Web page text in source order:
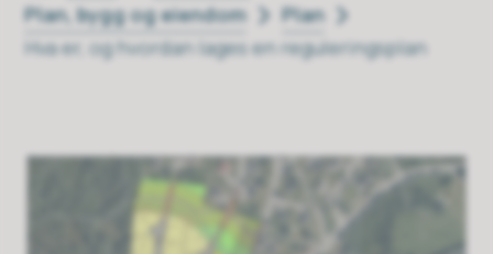
Plan, bygg og eiendom
Plan
Hva er, og hvordan lages en reguleringsplan